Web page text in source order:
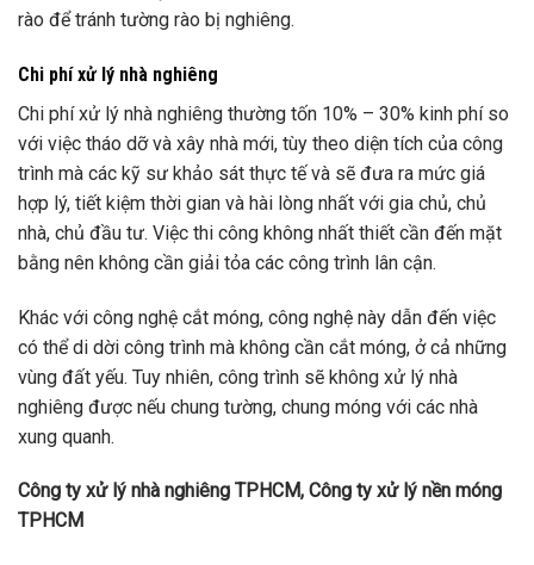
rào để tránh tường rào bị nghiêng.
Chi phí xử lý nhà nghiêng
Chi phí xử lý nhà nghiêng thường tốn 10% – 30% kinh phí so
với việc tháo dỡ và xây nhà mới, tùy theo diện tích của công
trình mà các kỹ sư khảo sát thực tế và sẽ đưa ra mức giá
hợp lý, tiết kiệm thời gian và hài lòng nhất với gia chủ, chủ
nhà, chủ đầu tư. Việc thi công không nhất thiết cần đến mặt
bằng nên không cần giải tỏa các công trình lân cận.
Khác với công nghệ cắt móng, công nghệ này dẫn đến việc
có thể di dời công trình mà không cần cắt móng, ở cả những
vùng đất yếu. Tuy nhiên, công trình sẽ không xử lý nhà
nghiêng được nếu chung tường, chung móng với các nhà
xung quanh.
Công ty xử lý nhà nghiêng TPHCM, Công ty xử lý nền móng
TPHCM